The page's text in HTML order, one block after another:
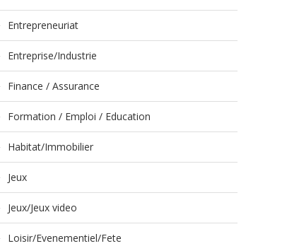
Entrepreneuriat
Entreprise/Industrie
Finance / Assurance
Formation / Emploi / Education
Habitat/Immobilier
Jeux
Jeux/Jeux video
Loisir/Evenementiel/Fete